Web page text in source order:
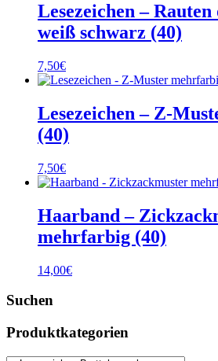
Lesezeichen –
weiß schwarz (40)
7,50€
Lesezeichen – Z-
(40)
7,50€
Haarband –
mehrfarbig (40)
14,00€
Suchen
Produktkategorien